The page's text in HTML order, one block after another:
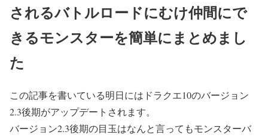
されるバトルロードにむけ仲間にで
きるモンスターを簡単にまとめまし
た
この記事を書いている明日にはドラクエ10のバージョン
2.3後期がアップデートされます。
バージョン2.3後期の目玉はなんと言ってもモンスターバ